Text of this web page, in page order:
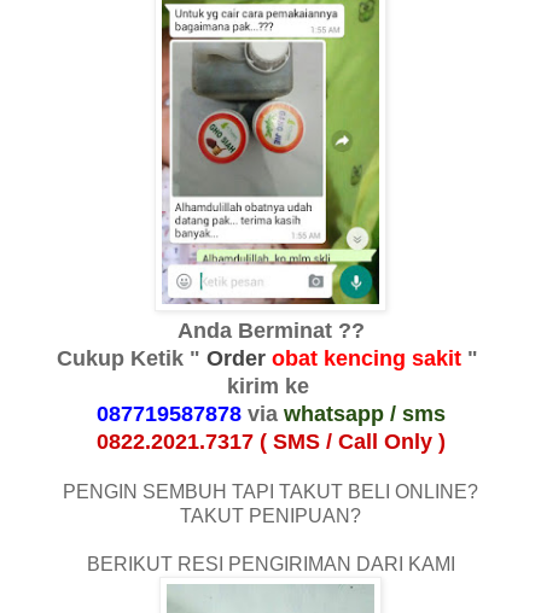
Anda Berminat ??
Cukup Ketik " Order obat kencing sakit "
kirim ke
087719587878via whatsapp / sms
0822.2021.7317 ( SMS / Call Only )
PENGIN SEMBUH TAPI TAKUT BELI ONLINE?
TAKUT PENIPUAN?
BERIKUT RESI PENGIRIMAN DARI KAMI